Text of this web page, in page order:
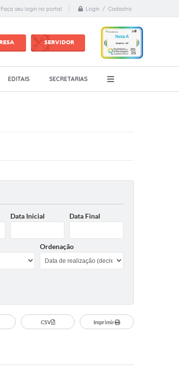
Faça seu login no portal Login / Cadastro
SERVIDOR
EDITAIS SECRETARIAS
Data Inicial Data Final
Ordenação
CSV Imprimir